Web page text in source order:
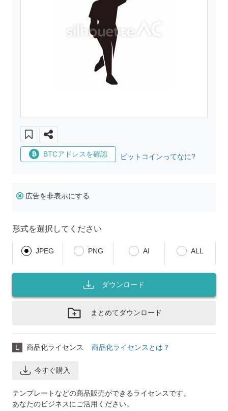
BTCアドレスを確認 ビットコインってなに?
広告を非表示にする
形式を選択してください
JPEG PNG AI ALL
ダウンロード
まとめてダウンロード
L 商品化ライセンス 商品化ライセンスとは？
今すぐ購入
テンプレートなどの商品販売ができるライセンスです。
あなたのビジネスにご活用ください。